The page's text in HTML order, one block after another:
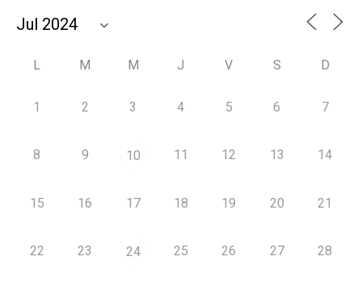
L M M J V S D
1 2 3 4 5 6 7
8 9 10 11 12 13 14
15 16 17 18 19 20 21
22 23 24 25 26 27 28